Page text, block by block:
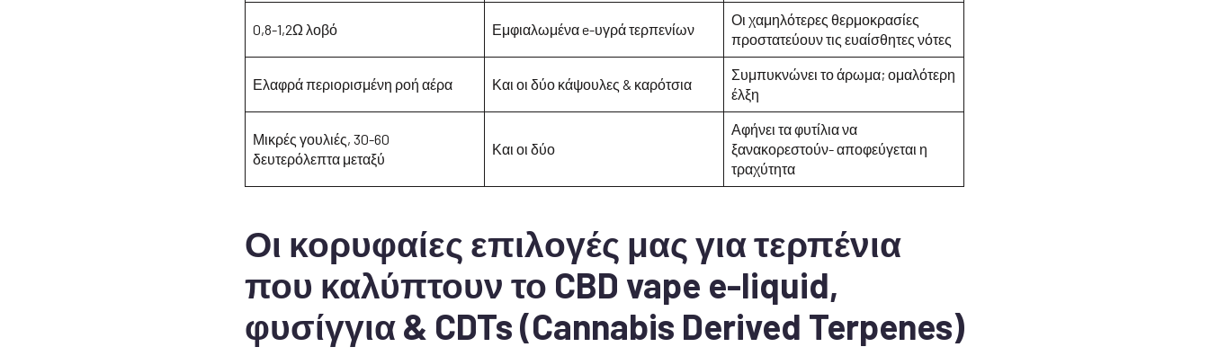
0,8-1,2Ω λοβό Εμφιαλωμένα e-υγρά τερπενίων
Οι χαμηλότερες θερμοκρασίες
προστατεύουν τις ευαίσθητες νότες
Ελαφρά περιορισμένη ροή αέρα Και οι δύο κάψουλες & καρότσια
Συμπυκνώνει το άρωμα; ομαλότερη
έλξη
Μικρές γουλιές, 30-60
δευτερόλεπτα μεταξύ
Και οι δύο
Αφήνει τα φυτίλια να
ξανακορεστούν- αποφεύγεται η
τραχύτητα
Οι κορυφαίες επιλογές μας για τερπένια
που καλύπτουν το CBD vape e-liquid,
φυσίγγια & CDTs (Cannabis Derived Terpenes)